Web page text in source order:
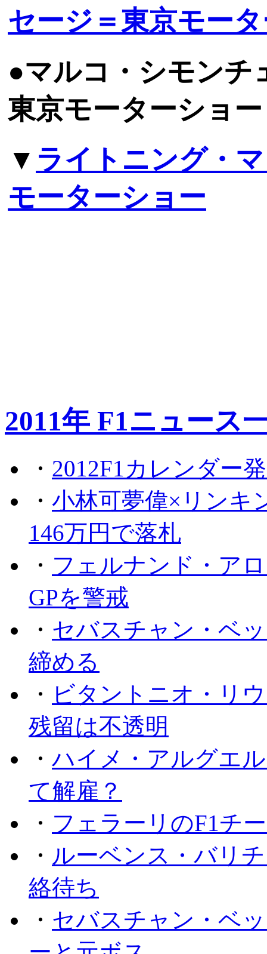
セージ＝東京モー
●マルコ・シモンチ
東京モーターショー
▼ ライトニング・
モーターショー
2011年 F1ニュース
・ 2012F1カレンダー
・ 小林可夢偉×リンキ
146万円で落札
・ フェルナンド・ア
GPを警戒
・ セバスチャン・ベ
締める
・ ビタントニオ・リ
残留は不透明
・ハイメ・アルグエ
て解雇？
・ フェラーリのF1チ
・ ルーベンス・バリ
絡待ち
・ セバスチャン・ベ